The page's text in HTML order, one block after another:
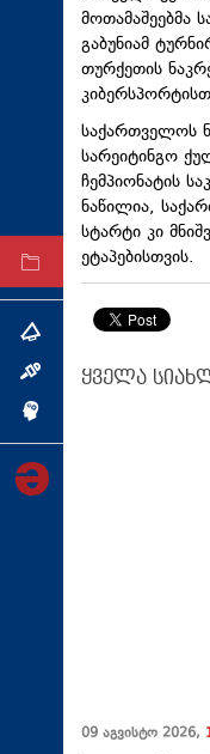
თავდაცვა
რეგიონი
კულტურა
სპორტი
ტექნოლოგიები
ტაბლოიდი
არქივი
ინტერვიუ
მოთამაშეებმა
გაბუნიამ
თურქეთის
საქართველოს
სარეიტინგო
ჩემპიონატის
ნაწილია,
სტარტი კი
ეტაპებისთვის.
ყველა
09 აგვისტო 2026,